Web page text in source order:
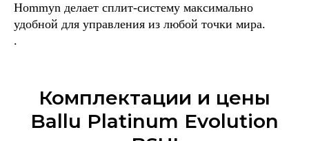
Hommyn делает сплит-систему максимально
удобной для управления из любой точки мира.
.
Комплектации и цены
Ballu Platinum Evolution